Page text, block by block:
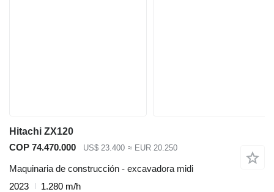
Hitachi ZX120
COP 74.470.000
US$ 23.400 ≈ EUR 20.250
Maquinaria de construcción - excavadora midi
2023
1.280 m/h